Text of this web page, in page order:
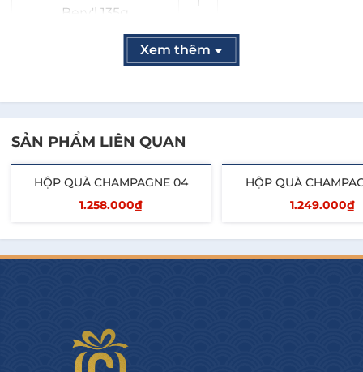
Bery'l 135g
Nho tự nhiên
1
Nước hồng sâm
Sobaek
Hộp quà giấy+ Túi +
- Cung cấp hóa đơn và chứng từ đầy đủ, minh bạch.
- Đáp ứng Số Lượng Lớn và giao hàng Nhanh trên
Xem thêm
SẢN PHẨM LIÊN QUAN
HỘP QUÀ CHAMPAGNE 04
1.258.000₫
Thêm vào giỏ
HỘP QUÀ
1.249.000₫
Thêm vào giỏ